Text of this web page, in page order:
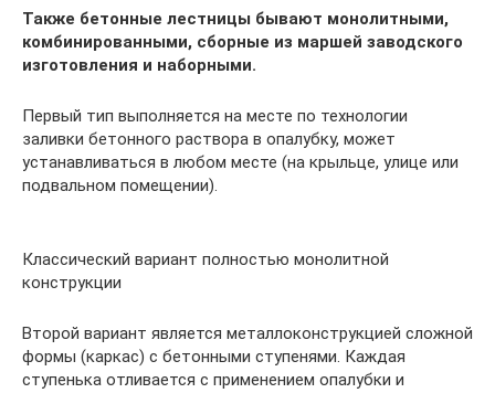
Также бетонные лестницы бывают монолитными,
комбинированными, сборные из маршей заводского
изготовления и наборными.
Первый тип выполняется на месте по технологии
заливки бетонного раствора в опалубку, может
устанавливаться в любом месте (на крыльце, улице или
подвальном помещении).
Классический вариант полностью монолитной
конструкции
Второй вариант является металлоконструкцией сложной
формы (каркас) с бетонными ступенями. Каждая
ступенька отливается с применением опалубки и